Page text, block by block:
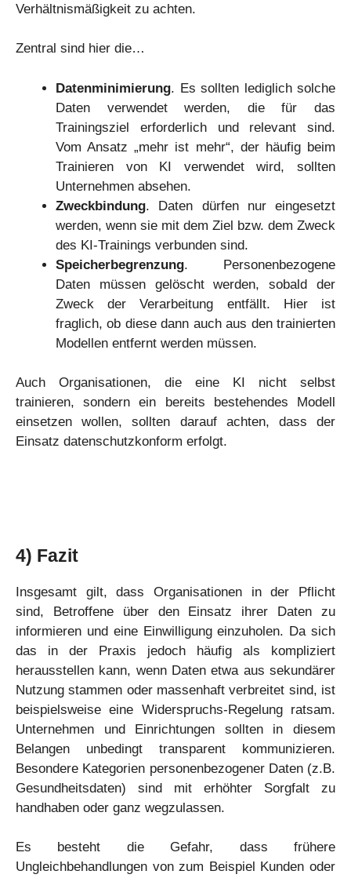
Verhältnismäßigkeit zu achten.
Zentral sind hier die…
Datenminimierung. Es sollten lediglich solche
Daten verwendet werden, die für das
Trainingsziel erforderlich und relevant sind.
Vom Ansatz „mehr ist mehr“, der häufig beim
Trainieren von KI verwendet wird, sollten
Unternehmen absehen.
Zweckbindung. Daten dürfen nur eingesetzt
werden, wenn sie mit dem Ziel bzw. dem Zweck
des KI-Trainings verbunden sind.
Speicherbegrenzung. Personenbezogene
Daten müssen gelöscht werden, sobald der
Zweck der Verarbeitung entfällt. Hier ist
fraglich, ob diese dann auch aus den trainierten
Modellen entfernt werden müssen.
Auch Organisationen, die eine KI nicht selbst
trainieren, sondern ein bereits bestehendes Modell
einsetzen wollen, sollten darauf achten, dass der
Einsatz datenschutzkonform erfolgt.
4) Fazit
Insgesamt gilt, dass Organisationen in der Pflicht
sind, Betroffene über den Einsatz ihrer Daten zu
informieren und eine Einwilligung einzuholen. Da sich
das in der Praxis jedoch häufig als kompliziert
herausstellen kann, wenn Daten etwa aus sekundärer
Nutzung stammen oder massenhaft verbreitet sind, ist
beispielsweise eine Widerspruchs-Regelung ratsam.
Unternehmen und Einrichtungen sollten in diesem
Belangen unbedingt transparent kommunizieren.
Besondere Kategorien personenbezogener Daten (z.B.
Gesundheitsdaten) sind mit erhöhter Sorgfalt zu
handhaben oder ganz wegzulassen.
Es besteht die Gefahr, dass frühere
Ungleichbehandlungen von zum Beispiel Kunden oder